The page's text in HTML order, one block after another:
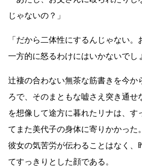
じゃないの？」
「だから二体性にするんじゃない。
一方的に怒るわけにはいかないでし
辻褄の合わない無茶な筋書きを今か
ろで、そのまともな嘘さえ突き通せ
を想像して途方に暮れたリナは、す
てまた美代子の身体に寄りかかった
彼女の気苦労が伝わることはなく、
てすっきりとした顔である。